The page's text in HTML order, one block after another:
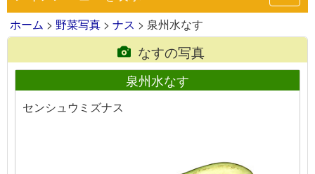
ホーム > 野菜写真 > ナス > 泉州水なす
なすの写真
泉州水なす
センシュウミズナス